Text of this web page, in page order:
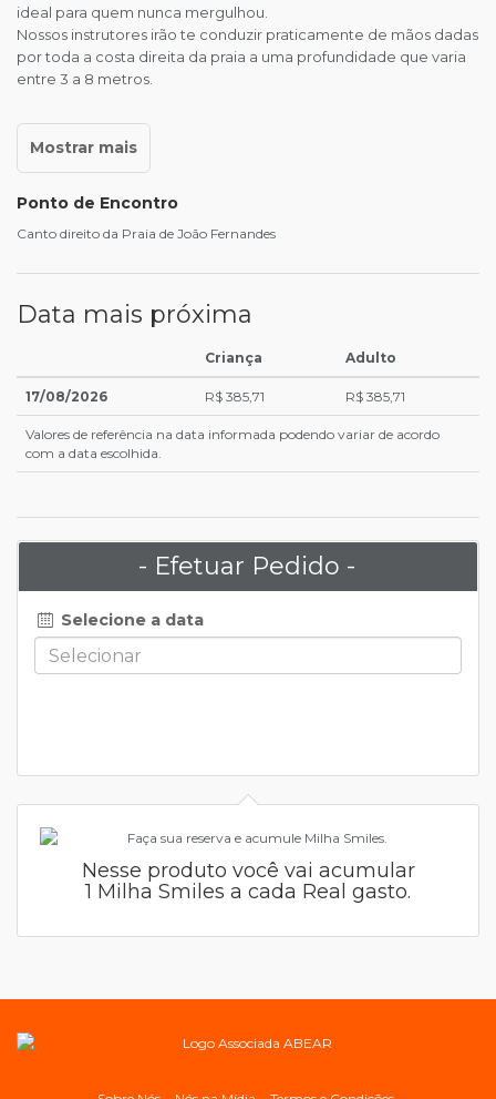
ideal para quem nunca mergulhou.
Nossos instrutores irão te conduzir praticamente de mãos dadas
por toda a costa direita da praia a uma profundidade que varia
entre 3 a 8 metros.
Ponto de Encontro
Canto direito da Praia de João Fernandes
Data mais próxima
Criança Adulto
17/08/2026 R$ 385,71 R$ 385,71
Valores de referência na data informada podendo variar de acordo
com a data escolhida.
- Efetuar Pedido -
Selecione a data
Nesse produto você vai acumular
1 Milha Smiles a cada Real gasto.